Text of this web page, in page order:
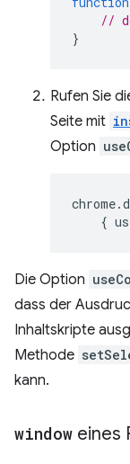
//
}
Rufen Sie
Seite mit
Option
chrome.
{
Die Option
dass der
Inhaltskripte
Methode
kann.
window eines